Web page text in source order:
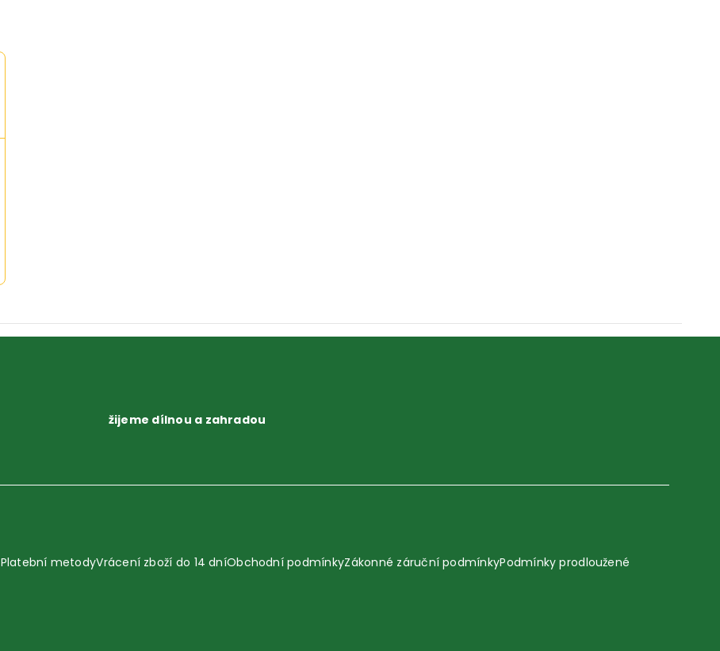
žijeme dílnou a zahradou
Platební metodyVrácení zboží do 14 dníObchodní podmínkyZákonné záruční podmínkyPodmínky prodloužené